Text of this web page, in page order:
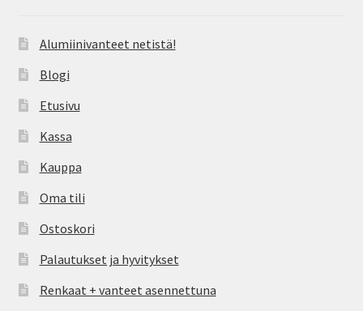
Alumiinivanteet netistä!
Blogi
Etusivu
Kassa
Kauppa
Oma tili
Ostoskori
Palautukset ja hyvitykset
Renkaat + vanteet asennettuna